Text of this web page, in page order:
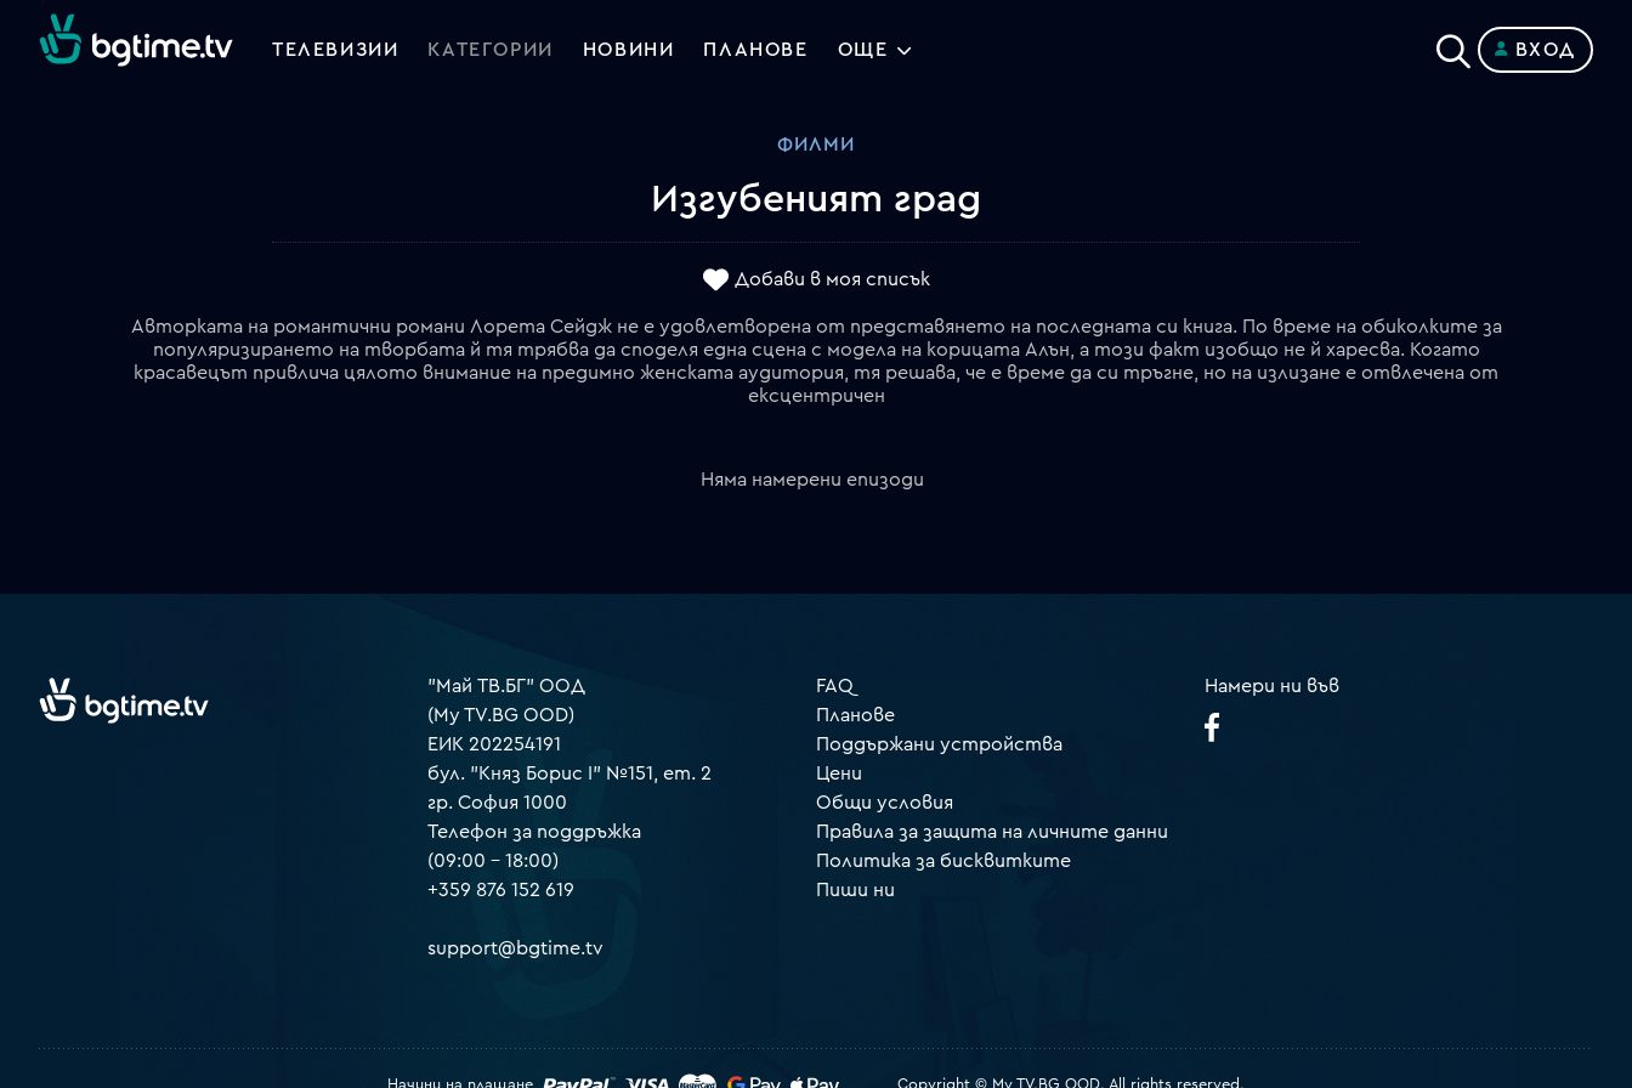
ТЕЛЕВИЗИИ КАТЕГОРИИ НОВИНИ ПЛАНОВЕ ОЩЕ ВХОД
ФИЛМИ
Изгубеният град
Добави в моя списък
Авторката на романтични романи Лорета Сейдж не е удовлетворена от представянето на последната си книга. По време на обиколките за
популяризирането на творбата й тя трябва да споделя една сцена с модела на корицата Алън, а този факт изобщо не й харесва. Когато
красавецът привлича цялото внимание на предимно женската аудитория, тя решава, че е време да си тръгне, но на излизане е отвлечена от
ексцентричен
Няма намерени епизоди
"Май ТВ.БГ" ООД
(My TV.BG OOD)
ЕИК 202254191
бул. "Княз Борис I" №151, ет. 2
гр. София 1000
Телефон за поддръжка
(09:00 – 18:00)
+359 876 152 619
support@bgtime.tv
FAQ
Планове
Поддържани устройства
Цени
Общи условия
Правила за защита на личните данни
Политика за бисквитките
Пиши ни
Намери ни във
Начини на плащане Copyright © My TV.BG OOD. All rights reserved.